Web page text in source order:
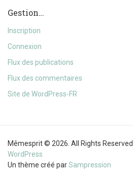
Gestion…
Inscription
Connexion
Flux des publications
Flux des commentaires
Site de WordPress-FR
Mêmesprit © 2026. All Rights Reserved.
WordPress
Un thème créé parSampression